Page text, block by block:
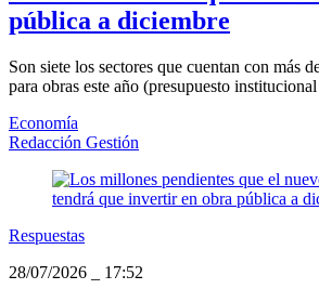
pública a diciembre
Son siete los sectores que cuentan con más
para obras este año (presupuesto
Economía
Redacción Gestión
Respuestas
28/07/2026
17:52